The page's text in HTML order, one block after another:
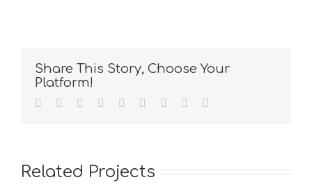
Share This Story, Choose Your
Platform!
Related Projects